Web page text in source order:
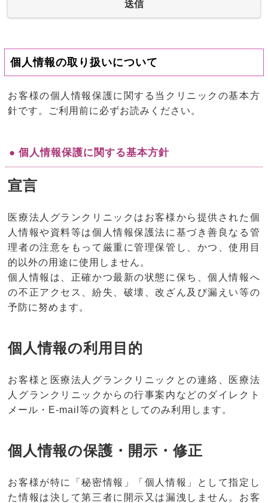
送信
個人情報の取り扱いについて
お客様の個人情報保護に関する当クリニックの基本方
針です。ご利用前に必ずお読みください。
● 個人情報保護に関する基本方針
宣言
医療法人グランクリニックはお客様から提供された個
人情報や資料等は個人情報保護法に基づき善良なる管
理者の注意をもって厳重に管理保管し、かつ、使用目
的以外の用途に使用しません。
個人情報は、正確かつ最新の状態に保ち、個人情報へ
の不正アクセス、紛失、破壊、改ざん及び漏えい等の
予防に努めます。
個人情報の利用目的
お客様と医療法人グランクリニックとの連絡、医療法
人グランクリニックからの行事案内などのダイレクト
メール・E-mail等の資料としてのみ利用します。
個人情報の保護・開示・修正
お客様が特に「秘密情報」「個人情報」として指定し
た情報は決して第三者に開示又は漏洩しません。お客